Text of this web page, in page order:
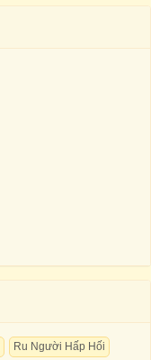
Ru Người Hấp Hối